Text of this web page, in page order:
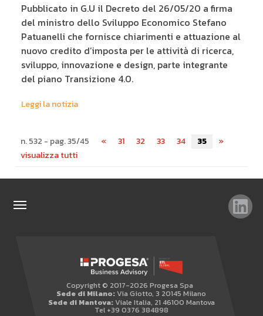
Pubblicato in G.U il Decreto del 26/05/20 a firma
del ministro dello Sviluppo Economico Stefano
Patuanelli che fornisce chiarimenti e attuazione al
nuovo credito d’imposta per le attività di ricerca,
sviluppo, innovazione e design, parte integrante
del piano Transizione 4.0.
Leggi la notizia
n. 532 - pag. 35/45 « 31 32 33 34 35
»
visualizza tutti
AREA RISERVATA
WHISTLEBLOWING
Copyright © 2017-2026 Progesa Spa
Sede di Milano:Via Giotto, 3 20145 Milano
Sede di Mantova:Viale Italia, 21 46100 Mantova
Tel +39 0376 384898